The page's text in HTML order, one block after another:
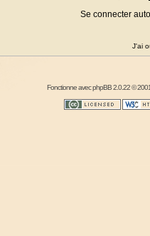
Se connecter
J'ai
Fonctionne avecphpBB2.0.22 ©